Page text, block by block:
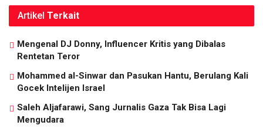
Artikel Terkait
Mengenal DJ Donny, Influencer Kritis yang Dibalas
Rentetan Teror
Mohammed al-Sinwar dan Pasukan Hantu, Berulang Kali
Gocek Intelijen Israel
Saleh Aljafarawi, Sang Jurnalis Gaza Tak Bisa Lagi
Mengudara